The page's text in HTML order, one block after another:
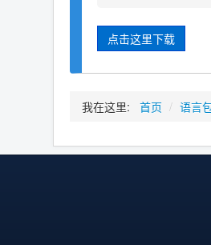
点击这里下载
我在这里: 首页 / 语言